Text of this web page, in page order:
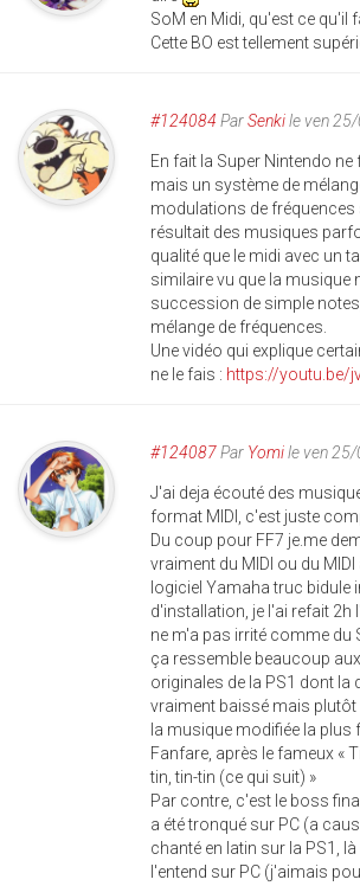
SoM en Midi, qu'est ce qu'il
Cette BO est tellement
#124084 ParSenkile ven
En fait la Super Nintendo
mais un système de
modulations de fréquences
résultait des musiques
qualité que le midi avec un
similaire vu que la musique
succession de simple
mélange de fréquences.
Une vidéo qui explique
ne le fais : https://youtu.be/
#124087Par Yomile ven
J'ai deja écouté des
format MIDI, c'est juste
Du coup pour FF7 je.me
vraiment du MIDI ou du
logiciel Yamaha truc bidule
d'installation, je l'ai refait 2h
ne m'a pas irrité comme du
ça ressemble beaucoup
originales de la PS1 dont la
vraiment baissé mais
la musique modifiée la plus
Fanfare, après le fameux «
tin, tin-tin (ce qui suit) »
Par contre, c'est le boss
a été tronqué sur PC (a
chanté en latin sur la PS1,
l'entend sur PC (j'aimais